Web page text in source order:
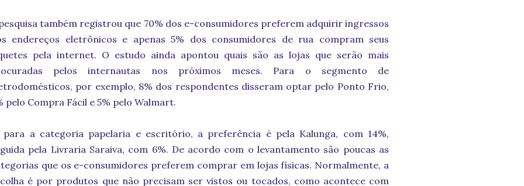
também registrou que 70% dos e-consumidores preferem adquirir ingressos
endereços eletrônicos e apenas 5% dos consumidores de rua compram seus
pela internet. O estudo ainda apontou quais são as lojas que serão mais
pelos internautas nos próximos meses. Para o segmento de
por exemplo, 8% dos respondentes disseram optar pelo Ponto Frio,
pelo Compra Fácil e 5% pelo Walmart.
para a categoria papelaria e escritório, a preferência é pela Kalunga, com 14%,
pela Livraria Saraiva, com 6%. De acordo com o levantamento são poucas as
que os e-consumidores preferem comprar em lojas físicas. Normalmente, a
é por produtos que não precisam ser vistos ou tocados, como acontece com